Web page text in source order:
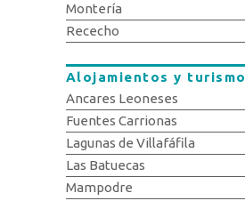
Montería
Rececho
Alojamientos y turismo
Ancares Leoneses
Fuentes Carrionas
Lagunas de Villafáfila
Las Batuecas
Mampodre